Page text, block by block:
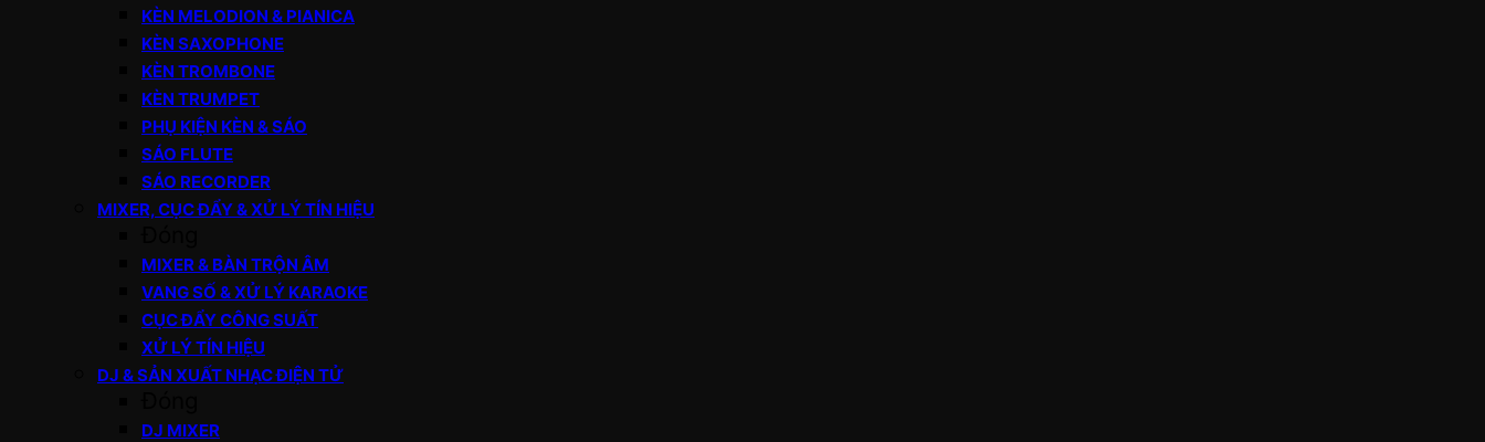
KÈN MELODION & PIANICA
KÈN SAXOPHONE
KÈN TROMBONE
KÈN TRUMPET
PHỤ KIỆN KÈN & SÁO
SÁO FLUTE
SÁO RECORDER
MIXER, CỤC ĐẨY & XỬ LÝ TÍN HIỆU
MIXER & BÀN TRỘN ÂM
VANG SỐ & XỬ LÝ KARAOKE
CỤC ĐẨY CÔNG SUẤT
XỬ LÝ TÍN HIỆU
DJ & SẢN XUẤT NHẠC ĐIỆN TỬ
DJ MIXER